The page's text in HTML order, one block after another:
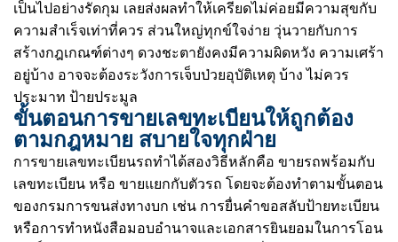
เป็นไปอย่างรัดกุม เลยส่งผลทำให้เครียดไม่ค่อยมีความสุขกับ
ความสำเร็จเท่าที่ควร ส่วนใหญ่ทุกข์ใจง่าย วุ่นวายกับการ
สร้างกฎเกณฑ์ต่างๆ ดวงชะตายังคงมีความผิดหวัง ความเศร้า
อยู่บ้าง อาจจะต้องระวังการเจ็บป่วยอุบัติเหตุ บ้าง ไม่ควร
ประมาท ป้ายประมูล
ขั้นตอนการขายเลขทะเบียนให้ถูกต้อง
ตามกฎหมาย สบายใจทุกฝ่าย
การขายเลขทะเบียนรถทำได้สองวิธีหลักคือ ขายรถพร้อมกับ
เลขทะเบียน หรือ ขายแยกกับตัวรถ โดยจะต้องทำตามขั้นตอน
ของกรมการขนส่งทางบก เช่น การยื่นคำขอสลับป้ายทะเบียน
หรือการทำหนังสือมอบอำนาจและเอกสารยินยอมในการโอน